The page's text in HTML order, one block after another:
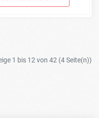
1 bis 12 von 42 (4 Seite(n))